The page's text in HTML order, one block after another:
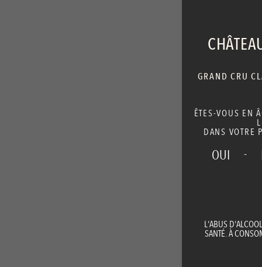
GRAND CRU
ÊTES-VOUS EN
DANS VOTRE
OUI -
L'ABUS
SANTÉ. À